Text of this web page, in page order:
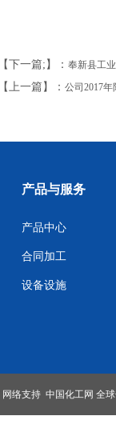
【下一篇;】： 奉新县工
【上一篇】： 公司2017
产品与服务
产品中心
合同加工
设备设施
网络支持 中国化工网 全